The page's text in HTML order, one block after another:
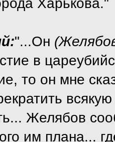
Харькова."
"...Он
в
то он мне
Желябов
им плана...